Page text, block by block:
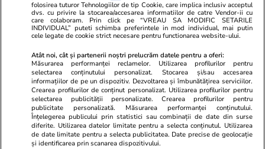
Advertorial
Smart is the new chic: Cum ne
ajută tehnologia să ne reinventăm
Advertorial
Înscrie-te
voucher de
folosirea tuturor Tehnologiilor de tip Cookie, care implica inclusiv acceptul
dvs. cu privire la stocarea/accesarea informatiilor de catre Vendor-ii cu
care colaboram. Prin click pe “VREAU SA MODIFIC SETARILE
INDIVIDUAL” puteti schimba preferintele in mod individual, mai putin
cele legate de cookie strict necesare pentru functionarea website-ului.
Atât noi, cât și partenerii noștri prelucrăm datele pentru a oferi:
Măsurarea performanței reclamelor. Utilizarea profilurilor pentru
selectarea conținutului personalizat. Stocarea și/sau accesarea
informațiilor de pe un dispozitiv. Dezvoltarea și îmbunătățirea serviciilor.
Crearea profilurilor de conținut personalizat. Utilizarea profilurilor pentru
selectarea publicității personalizate. Crearea profilurilor pentru
publicitate personalizată. Măsurarea performanței conținutului.
Înțelegerea publicului prin statistici sau combinații de date din surse
diferite. Utilizarea datelor limitate pentru a selecta conținutul. Utilizarea
de date limitate pentru a selecta publicitatea. Date precise de geolocație
și identificarea prin scanarea dispozitivului.